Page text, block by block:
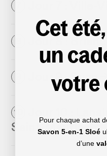
Jour 8 :
Jour 9 : Susa
10
Saint-Maurice
Cet
un
votre
Pour chaque achat
Savon 5-en-1 Sloé
d’une